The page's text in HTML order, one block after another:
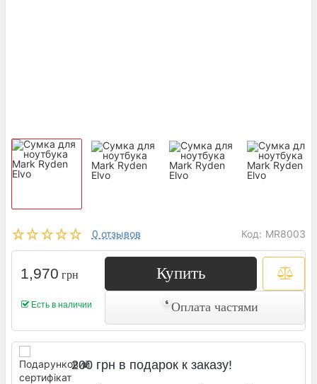
0 отзывов Код: MR8003
1,970 грн
Есть в наличии
Купить
Оплата частями
200 грн в подарок к заказу!